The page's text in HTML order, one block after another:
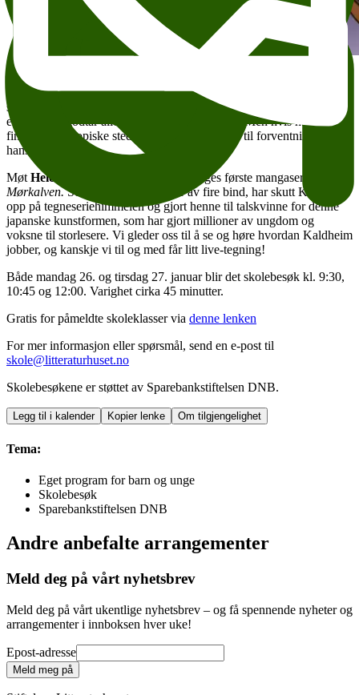
Caim er den eneste mørkalven som finnes i verden. Sammen med
sin nye venn Mariie er han på desperat leting etter Jokernasjonen –
et sted som godtar alle raser akkurat som de er. Men hvis han faktisk
finner dette utopiske stedet, vil det da leve opp til forventningene
hans?
MøtHelen Kaldheim
som står bak Norges første mangaserie
Mørkalven.Serien som til nå består av fire bind, har skutt Kaldheim
opp på tegneseriehimmelen og gjort henne til talskvinne for denne
japanske kunstformen, som har gjort millioner av ungdom og
voksne til storlesere. Vi gleder oss til å se og høre hvordan Kaldheim
jobber, og kanskje vi til og med får litt live-tegning!
Både mandag 26. og tirsdag 27. januar blir det skolebesøk kl. 9:30,
10:45 og 12:00. Varighet cirka 45 minutter.
Gratis for påmeldte skoleklasser via denne lenken
For mer informasjon eller spørsmål, send en e-post til
skole@litteraturhuset.no
Skolebesøkene er støttet av Sparebankstiftelsen DNB.
Legg til i kalender Kopier lenke Om tilgjengelighet
Tema:
Eget program for barn og unge
Skolebesøk
Sparebankstiftelsen DNB
Andre anbefalte arrangementer
Meld deg på vårt nyhetsbrev
Meld deg på vårt ukentlige nyhetsbrev – og få spennende nyheter og
arrangementer i innboksen hver uke!
Epost-adresse
Meld meg på